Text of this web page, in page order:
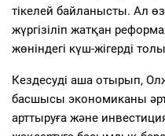
тікелей байланысты. Ал өз
жүргізіліп жатқан
жөніндегі күш-жігерді
Кездесуді аша отырып,
басшысы экономиканы
арттыруға және